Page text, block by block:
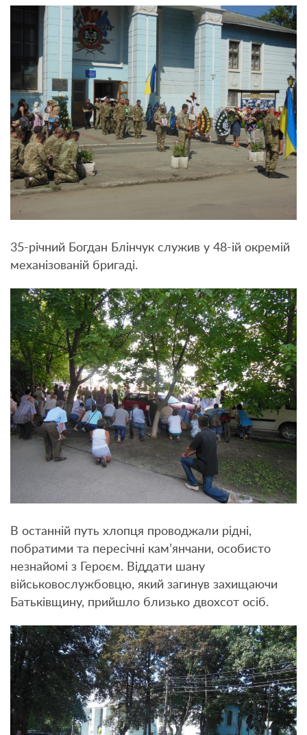
35-річний Богдан Блінчук служив у 48-ій окремій
механізованій бригаді.
В останній путь хлопця проводжали рідні,
побратими та пересічні кам’янчани, особисто
незнайомі з Героєм. Віддати шану
військовослужбовцю, який загинув захищаючи
Батьківщину, прийшло близько двохсот осіб.